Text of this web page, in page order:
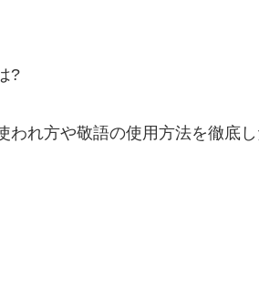
?
われ方や敬語の使用方法を徹底